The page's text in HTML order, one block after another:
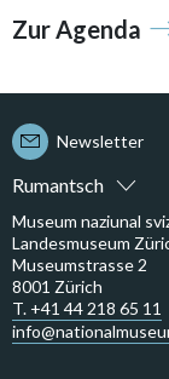
Zur Agenda
Rumantsch
Newsletter
Museum naziunal
Landesmuseum
Museumstrasse 2
8001 Zürich
T. +41 44 218 65 11